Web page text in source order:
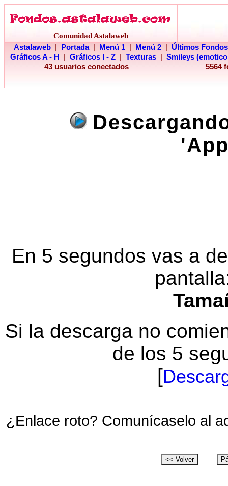
Comunidad Astalaweb
Astalaweb
Portada Menú 1 Menú 2
Últimos Fondos
Gráficos A - H
Gráficos I - Z Texturas
Smileys
43 usuarios conectados
5564
En 5 segundos vas a
Si la descarga no
de los 5
[
¿Enlace roto? Comunícaselo al